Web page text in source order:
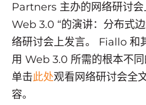
Partners 主办的网络研讨会
Web 3.0 “的演讲：分布式
络研讨会上发言。 Fiallo 和
用 Web 3.0 所需的根本不同
单击此处观看网络研讨会全
容。